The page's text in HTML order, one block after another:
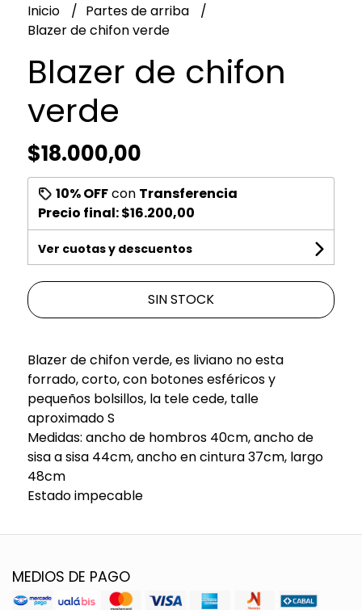
Inicio
Partes de arriba
Blazer de chifon verde
Blazer de chifon
verde
$18.000,00
10% OFFcon Transferencia
Precio final:$16.200,00
Ver cuotas y descuentos
SIN STOCK
Blazer de chifon verde, es liviano no esta
forrado, corto, con botones esféricos y
pequeños bolsillos, la tele cede, talle
aproximado S
Medidas: ancho de hombros 40cm, ancho de
sisa a sisa 44cm, ancho en cintura 37cm, largo
48cm
Estado impecable
MEDIOS DE PAGO